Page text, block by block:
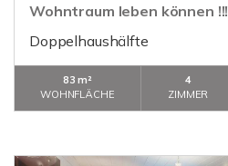
Wohntraum leben können !!!
Doppelhaushälfte
83 m²
WOHNFLÄCHE
4
ZIMMER